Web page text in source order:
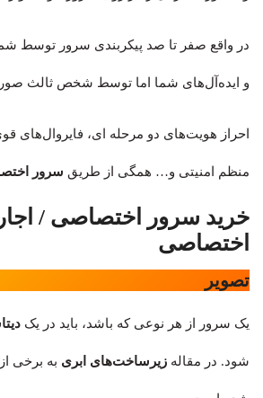
در واقع صفر تا صد پیکربندی سرور توسط
و ایده‌آل‌های شما اما توسط شخص ثالث
احراز هویت‌های دو مرحله ای، فایروال‌های
منظم امنیتی و… همگی از طریق سرور
خرید سرور اختصاصی /
اختصاصی
تصویر
یک سرور از هر نوعی که باشد، باید در یک
شود. در مقاله زیرساخت‌های ابری به برخی